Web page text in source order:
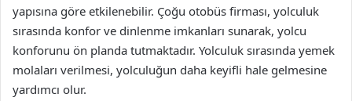
yapısına göre etkilenebilir. Çoğu otobüs firması, yolculuk
sırasında konfor ve dinlenme imkanları sunarak, yolcu
konforunu ön planda tutmaktadır. Yolculuk sırasında yemek
molaları verilmesi, yolculuğun daha keyifli hale gelmesine
yardımcı olur.